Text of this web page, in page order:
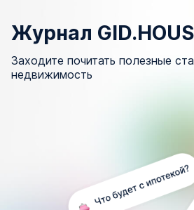
Журнал
Заходите почитать полезные
недвижимость